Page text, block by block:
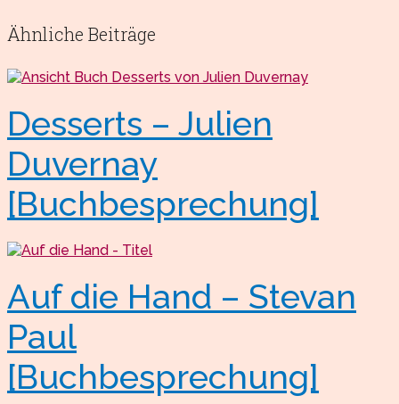
Ähnliche Beiträge
Desserts – Julien
Duvernay
[Buchbesprechung]
Auf die Hand – Stevan
Paul
[Buchbesprechung]